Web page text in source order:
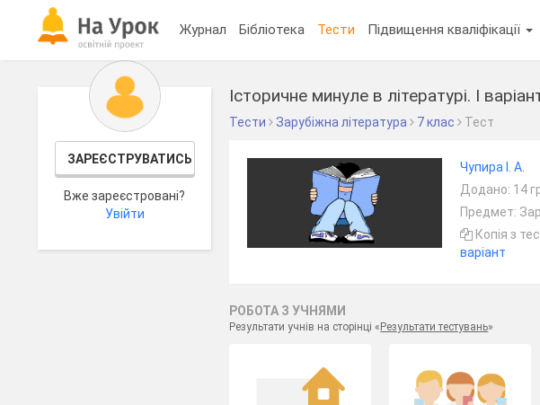
Журнал Бібліотека Тести Підвищення кваліфікації
ЗАРЕЄСТРУВАТИСЬ
Вже зареєстровані?
Увійти
Історичне минуле в літературі. І
Тести Зарубіжна література 7 клас Тест
Чупира І. А.
Додано: 14
Предмет:
Копія з
варіант
РОБОТА З УЧНЯМИ
Результати учнів на сторінці « Результати тестувань»